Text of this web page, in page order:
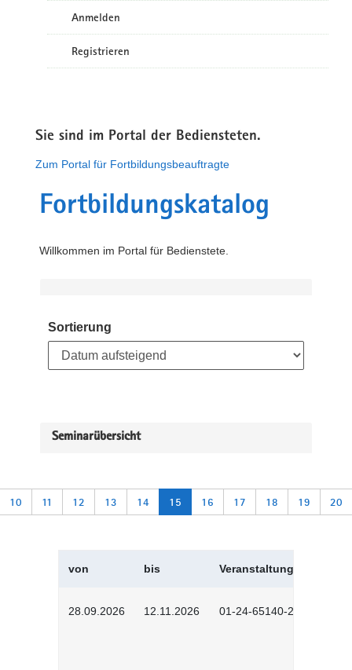
Anmelden
Registrieren
Sie sind im Portal der Bediensteten.
Zum Portal für Fortbildungsbeauftragte
Fortbildungskatalog
Willkommen im Portal für Bedienstete.
Sortierung
Seminarübersicht
10 11 12 13 14 15 16 17 18 19 20
von bis Veranstaltungskürzel
28.09.2026 12.11.2026 01-24-65140-2601